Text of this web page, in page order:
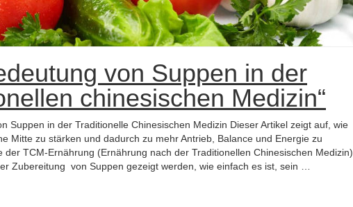
von Suppen in der
chinesischen Medizin“
Suppen in der Traditionelle Chinesischen Medizin Dieser Artikel zeigt auf, wie
Mitte zu stärken und dadurch zu mehr Antrieb, Balance und Energie zu
der TCM-Ernährung (Ernährung nach der Traditionellen Chinesischen Medizin)
Zubereitung von Suppen gezeigt werden, wie einfach es ist, sein …